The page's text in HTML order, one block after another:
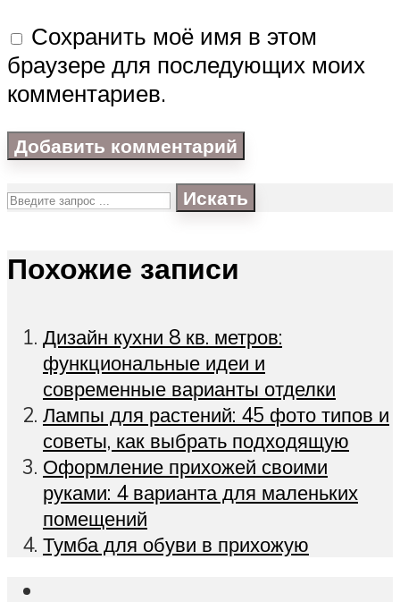
Сохранить моё имя в этом
браузере для последующих моих
комментариев.
Искать
Похожие записи
Дизайн кухни 8 кв. метров:
функциональные идеи и
современные варианты отделки
Лампы для растений: 45 фото типов и
советы, как выбрать подходящую
Оформление прихожей своими
руками: 4 варианта для маленьких
помещений
Тумба для обуви в прихожую